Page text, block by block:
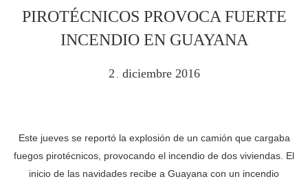
PIROTÉCNICOS PROVOCA FUERTE
INCENDIO EN GUAYANA
2 . diciembre 2016
Este jueves se reportó la explosión de un camión que cargaba
fuegos pirotécnicos, provocando el incendio de dos viviendas. El
inicio de las navidades recibe a Guayana con un incendio